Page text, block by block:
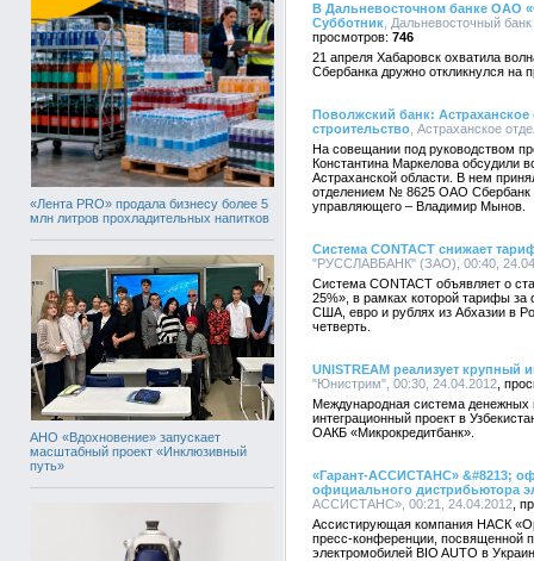
«Лента PRO» продала бизнесу более 5
млн литров прохладительных напитков
АНО «Вдохновение» запускает
масштабный проект «Инклюзивный
путь»
В Дальневосточном банке ОАО
Субботник , Дальневосточный
746
21 апреля Хабаровск охватила
Сбербанка дружно откликнулся на
Поволжский банк:
строительство , Астраханское
На совещании под руководством
Константина Маркелова обсудили
Астраханской области. В нем
отделением № 8625 ОАО Сбербанк
управляющего – Владимир Мынов.
Система CONTACT снижает
"РУССЛАВБАНК" (ЗАО), 00:40,
Система CONTACT объявляет о
25%», в рамках которой тарифы
США, евро и рублях из Абхазии в
четверть.
UNISTREAM реализует крупный
"Юнистрим", 00:30, 24.04.2012
Международная система денежных
интеграционный проект в
ОАКБ «Микрокредитбанк».
«Гарант-АССИСТАНС» &#8213;
официального дистрибьютора
АССИСТАНС», 00:21, 24.04.2012
Ассистирующая компания НАСК
пресс-конференции, посвященной
электромобилей BIO AUTO в